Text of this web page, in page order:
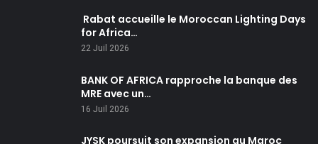
Rabat accueille le Moroccan Lighting Days
for Africa…
22 Juil 2026
BANK OF AFRICA rapproche la banque des
MRE avec un…
16 Juil 2026
JYSK poursuit son expansion au Maroc